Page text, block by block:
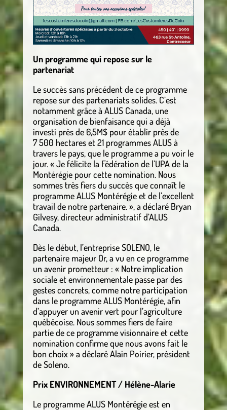
Un programme qui repose sur le
partenariat
Le succès sans précédent de ce programme
repose sur des partenariats solides. C’est
notamment grâce à ALUS Canada, une
organisation de bienfaisance qui a déjà
investi près de 6,5M$ pour établir près de
7 500 hectares et 21 programmes ALUS à
travers le pays, que le programme a pu voir le
jour. « Je félicite la Fédération de l’UPA de la
Montérégie pour cette nomination. Nous
sommes très fiers du succès que connaît le
programme ALUS Montérégie et de l’excellent
travail de notre partenaire. », a déclaré Bryan
Gilvesy, directeur administratif d’ALUS
Canada.
Dès le début, l’entreprise SOLENO, le
partenaire majeur Or, a vu en ce programme
un avenir prometteur : « Notre implication
sociale et environnementale passe par des
gestes concrets, comme notre participation
dans le programme ALUS Montérégie, afin
d’appuyer un avenir vert pour l’agriculture
québécoise. Nous sommes fiers de faire
partie de ce programme visionnaire et cette
nomination confirme que nous avons fait le
bon choix » a déclaré Alain Poirier, président
de Soleno.
Prix ENVIRONNEMENT / Hélène-Alarie
Le programme ALUS Montérégie est en